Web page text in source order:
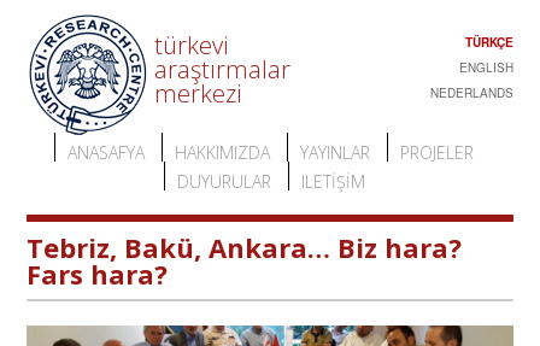
TÜRKÇE
ENGLISH
NEDERLANDS
türkevi
araştırmalar
merkezi
ANASAFYA HAKKIMIZDA YAYINLAR
PROJELER
DUYURULAR
ILETIŞIM
Tebriz, Bakü, Ankara… Biz hara?
Fars hara?